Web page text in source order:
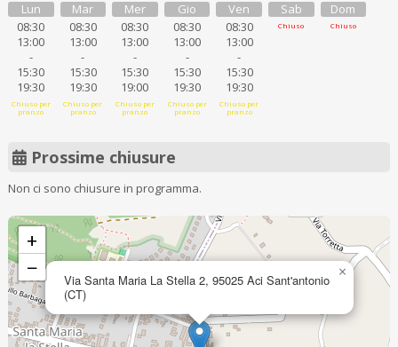
Lun
08:30
13:00
-
15:30
19:30
Chiuso per
pranzo
Mar
08:30
13:00
-
15:30
19:30
Chiuso per
pranzo
Mer
08:30
13:00
-
15:30
19:00
Chiuso per
pranzo
Gio
08:30
13:00
-
15:30
19:30
Chiuso per
pranzo
Ven
08:30
13:00
-
15:30
19:30
Chiuso per
pranzo
Sab
Chiuso
Dom
Chiuso
Prossime chiusure
Non ci sono chiusure in programma.
Via Santa Maria La Stella 2, 95025 Aci Sant'antonio
(CT)
×
+
−